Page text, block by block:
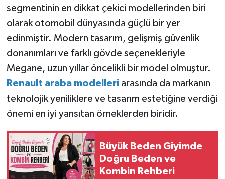
segmentinin en dikkat çekici modellerinden biri
olarak otomobil dünyasında güçlü bir yer
edinmiştir. Modern tasarım, gelişmiş güvenlik
donanımları ve farklı gövde seçenekleriyle
Megane, uzun yıllar öncelikli bir model olmuştur.
Renault araba modelleriarasında da markanın
teknolojik yeniliklere ve tasarım estetiğine verdiği
önemi en iyi yansıtan örneklerden biridir.
Büyük Beden Giyimde
Doğru Beden ve
Kombin Rehberi